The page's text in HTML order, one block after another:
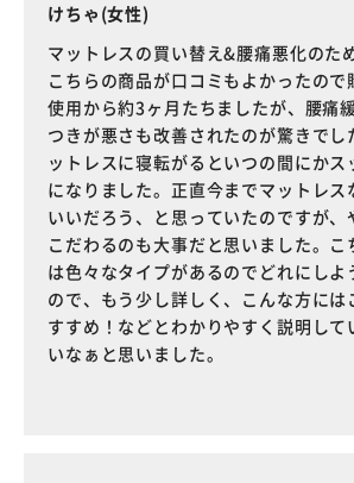
けちゃ(女性)
マットレスの買い替え&腰痛悪化のた
こちらの商品が口コミもよかったので
使用から約3ヶ月たちましたが、腰痛
つきが悪さも改善されたのが驚きでし
ットレスに寝転がるといつの間にかス
になりました。正直今までマットレス
いいだろう、と思っていたのですが、
こだわるのも大事だと思いました。こ
は色々なタイプがあるのでどれにしよ
ので、もう少し詳しく、こんな方には
すすめ！などとわかりやすく説明して
いなぁと思いました。